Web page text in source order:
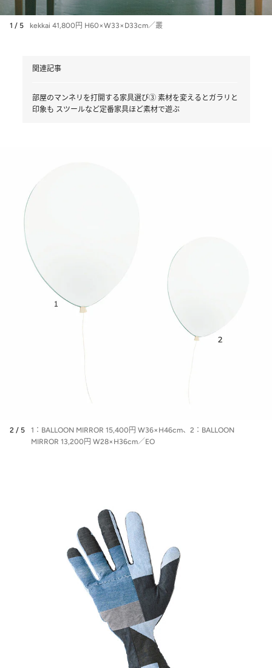
1 / 5 kekkai 41,800円 H60×W33×D33cm／叢
関連記事
部屋のマンネリを打開する家具選び③ 素材を変えるとガラリと
印象も スツールなど定番家具ほど素材で遊ぶ
2 / 5
1：BALLOON MIRROR 15,400円 W36×H46cm、2：BALLOON
MIRROR 13,200円 W28×H36cm／EO